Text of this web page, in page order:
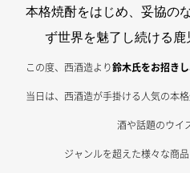
本格焼酎をはじめ、妥協の
ず世界を魅了し続ける鹿
この度、西酒造より鈴木氏をお招き
当日は、西酒造が手掛ける人気の本
酒や話題のウイ
ジャンルを超えた様々な商